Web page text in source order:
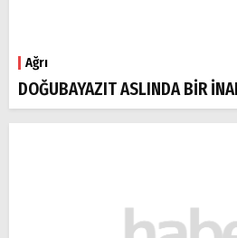
Ağrı
DOĞUBAYAZIT ASLINDA BİR